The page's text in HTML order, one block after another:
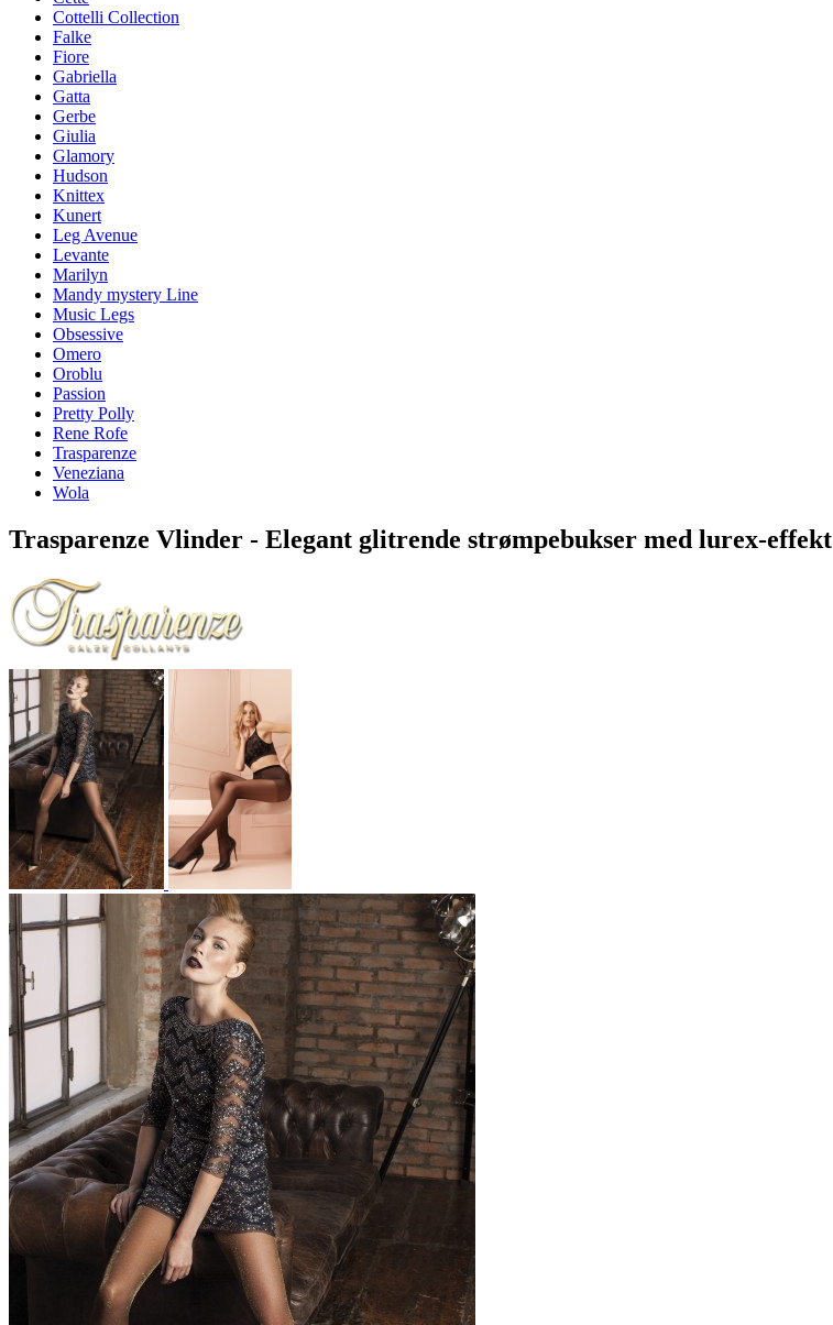
Cottelli Collection
Falke
Fiore
Gabriella
Gatta
Gerbe
Giulia
Glamory
Hudson
Knittex
Kunert
Leg Avenue
Levante
Marilyn
Mandy mystery Line
Music Legs
Obsessive
Omero
Oroblu
Passion
Pretty Polly
Rene Rofe
Trasparenze
Veneziana
Wola
Trasparenze Vlinder - Elegant glitrende strømpebukser med lurex-effekt